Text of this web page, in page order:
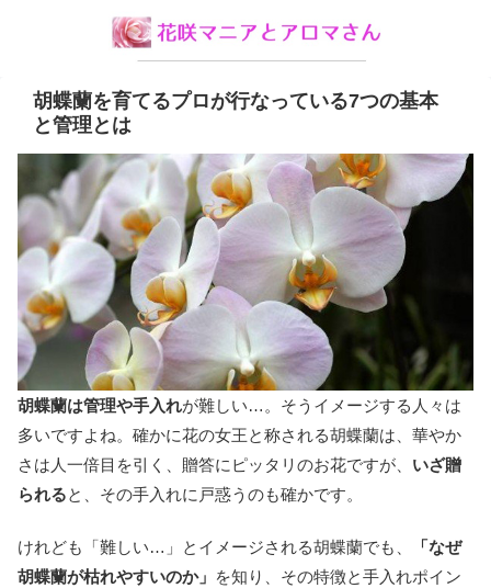
胡蝶蘭を育てるプロが行なっている7つの基本
と管理とは
胡蝶蘭は管理や手入れが難しい…。そうイメージする人々は
多いですよね。確かに花の女王と称される胡蝶蘭は、華やか
さは人一倍目を引く、贈答にピッタリのお花ですが、 いざ贈
られると、その手入れに戸惑うのも確かです。
けれども「難しい…」とイメージされる胡蝶蘭でも、
「なぜ
胡蝶蘭が枯れやすいのか」 を知り、その特徴と手入れポイン